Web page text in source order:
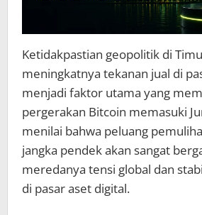
Ketidakpastian geopolitik di
meningkatnya tekanan jual di
menjadi faktor utama yang
pergerakan Bitcoin memasuki
menilai bahwa peluang
jangka pendek akan sangat
meredanya tensi global dan
di pasar aset digital.